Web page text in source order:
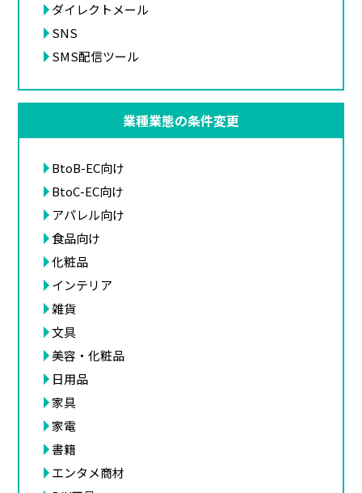
ダイレクトメール
SNS
SMS配信ツール
業種業態の条件変更
BtoB-EC向け
BtoC-EC向け
アパレル向け
食品向け
化粧品
インテリア
雑貨
文具
美容・化粧品
日用品
家具
家電
書籍
エンタメ商材